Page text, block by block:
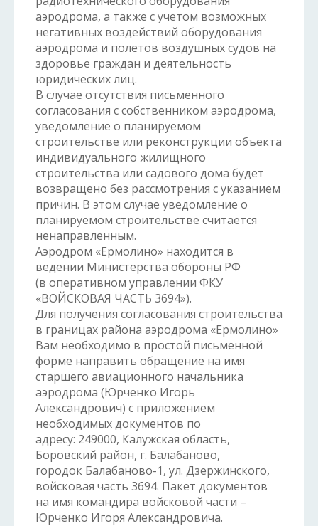
аэродрома, а также с учетом возможных
негативных воздействий оборудования
аэродрома и полетов воздушных судов на
здоровье граждан и деятельность
юридических лиц.
В случае отсутствия письменного
согласования с собственником аэродрома,
уведомление о планируемом
строительстве или реконструкции объекта
индивидуального жилищного
строительства или садового дома будет
возвращено без рассмотрения с указанием
причин. В этом случае уведомление о
планируемом строительстве считается
ненаправленным.
Аэродром «Ермолино» находится в
ведении Министерства обороны РФ
(в оперативном управлении ФКУ
«ВОЙСКОВАЯ ЧАСТЬ 3694»).
Для получения согласования строительства
в границах района аэродрома «Ермолино»
Вам необходимо в простой письменной
форме направить обращение на имя
старшего авиационного начальника
аэродрома (Юрченко Игорь
Александрович) с приложением
необходимых документов по
адресу: 249000, Калужская область,
Боровский район, г. Балабаново,
городок Балабаново-1, ул. Дзержинского,
войсковая часть 3694. Пакет документов
на имя командира войсковой части –
Юрченко Игоря Александровича.